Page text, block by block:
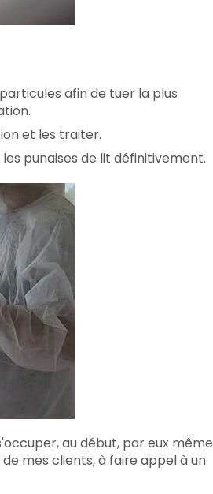
afin de tuer la plus
et les traiter.
punaises de lit définitivement.
au début, par eux même
mes clients, à faire appel à un